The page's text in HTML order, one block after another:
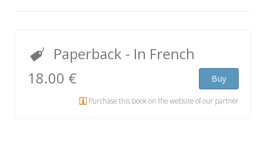
Paperback - In French
18.00 €
Buy
Purchase this book on the website of our partner